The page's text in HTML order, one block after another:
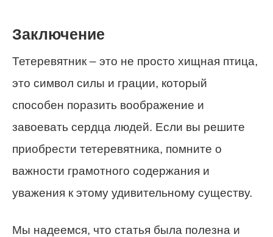
Заключение
Тетеревятник – это не просто хищная птица,
это символ силы и грации, который
способен поразить воображение и
завоевать сердца людей. Если вы решите
приобрести тетеревятника, помните о
важности грамотного содержания и
уважения к этому удивительному существу.
Мы надеемся, что статья была полезна и